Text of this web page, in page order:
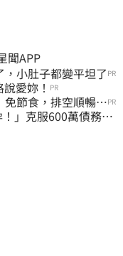
娛樂星聞APP
小肚子都變平坦了 PR
愛妳！ PR
節食，排空順暢就PR
！」克服600萬債務